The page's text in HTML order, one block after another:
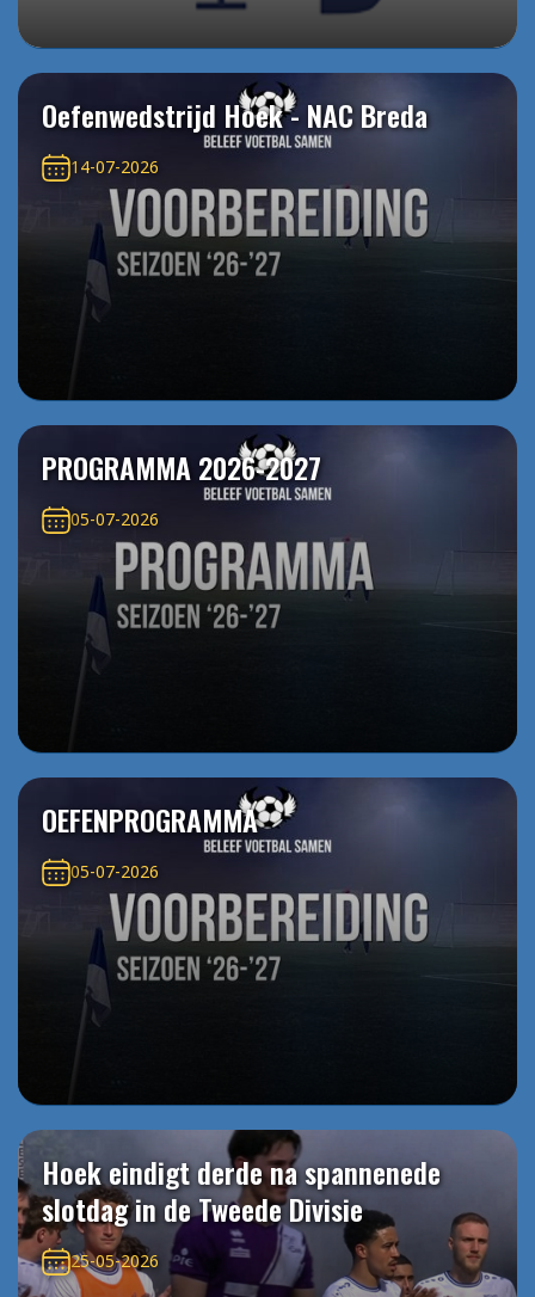
Oefenwedstrijd Hoek - NAC Breda
14-07-2026
PROGRAMMA 2026-2027
05-07-2026
OEFENPROGRAMMA
05-07-2026
Hoek eindigt derde na spannenede
slotdag in de Tweede Divisie
25-05-2026